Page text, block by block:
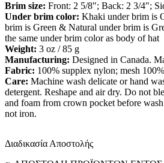
Brim size: Front: 2 5/8″; Back: 2 3/4″;
Under brim color: Khaki under brim is
brim is Green & Natural under brim is
the same under brim color as body of hat
Weight: 3 oz / 85 g
Manufacturing: Designed in Canada.
Fabric: 100% supplex nylon; mesh
Care: Machine wash delicate or hand
detergent. Reshape and air dry. Do not
and foam from crown pocket before
not iron.
Διαδικασία Αποστολής